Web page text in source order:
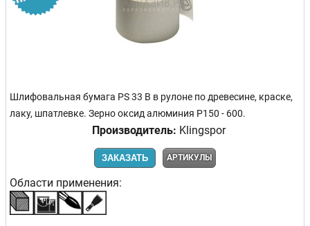
Шлифовальная бумага PS 33 B в рулоне по древесине, краске,
лаку, шпатлевке. Зерно оксид алюминия Р150 - 600.
Производитель: Klingspor
ЗАКАЗАТЬ АРТИКУЛЫ
Области применения: